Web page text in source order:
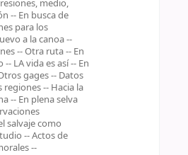
medio,
-- En busca de
para los
a la canoa --
-- Otra ruta -- En
LA vida es así -- En
gages -- Datos
-- Hacia la
-- En plena selva
salvaje como
-- Actos de
--